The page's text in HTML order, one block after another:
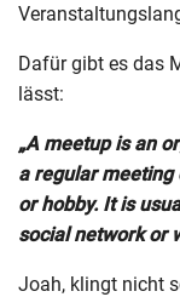
Dafür gibt es das
lässt:
„A meetup is an
a regular meeting
or hobby. It is
social network or
Joah, klingt nicht